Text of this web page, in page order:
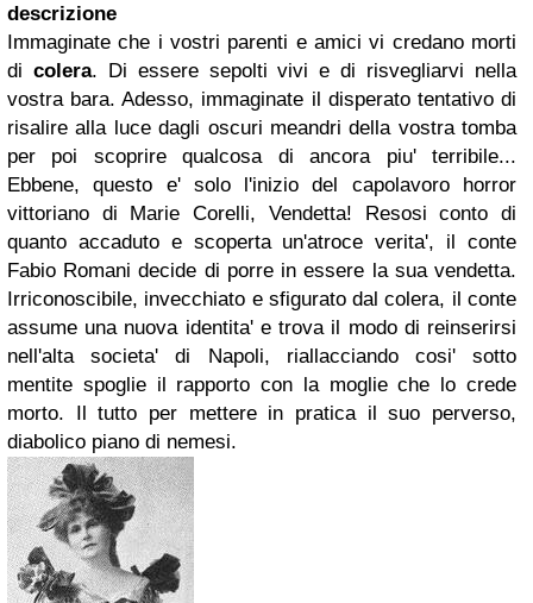
descrizione
Immaginate che i vostri parenti e amici vi credano morti
di colera. Di essere sepolti vivi e di risvegliarvi nella
vostra bara. Adesso, immaginate il disperato tentativo di
risalire alla luce dagli oscuri meandri della vostra tomba
per poi scoprire qualcosa di ancora piu' terribile...
Ebbene, questo e' solo l'inizio del capolavoro horror
vittoriano di Marie Corelli, Vendetta! Resosi conto di
quanto accaduto e scoperta un'atroce verita', il conte
Fabio Romani decide di porre in essere la sua vendetta.
Irriconoscibile, invecchiato e sfigurato dal colera, il conte
assume una nuova identita' e trova il modo di reinserirsi
nell'alta societa' di Napoli, riallacciando cosi' sotto
mentite spoglie il rapporto con la moglie che lo crede
morto. Il tutto per mettere in pratica il suo perverso,
diabolico piano di nemesi.